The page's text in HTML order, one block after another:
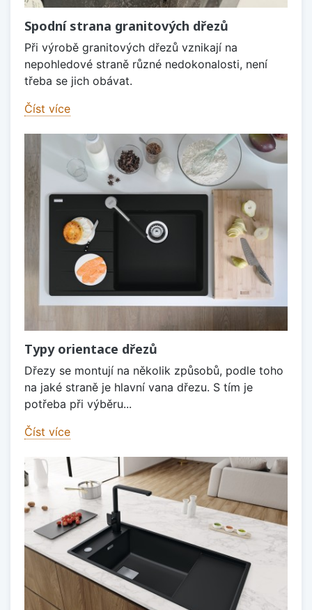
Spodní strana granitových dřezů
Při výrobě granitových dřezů vznikají na
nepohledové straně různé nedokonalosti, není
třeba se jich obávat.
Číst více
Typy orientace dřezů
Dřezy se montují na několik způsobů, podle toho
na jaké straně je hlavní vana dřezu. S tím je
potřeba při výběru...
Číst více